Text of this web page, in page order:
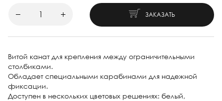
ЗАКАЗАТЬ
Витой канат для крепления между ограничительными
столбиками.
Обладает специальными карабинами для надежной
фиксации.
Доступен в нескольких цветовых решениях: белый,